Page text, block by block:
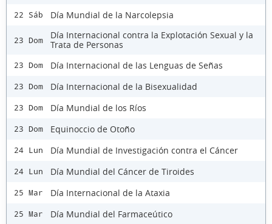
22 Sáb Día Mundial de la Narcolepsia
23 Dom
Día Internacional contra la Explotación Sexual y la
Trata de Personas
23 Dom Día Internacional de las Lenguas de Señas
23 Dom Día Internacional de la Bisexualidad
23 Dom Día Mundial de los Ríos
23 Dom Equinoccio de Otoño
24 Lun Día Mundial de Investigación contra el Cáncer
24 Lun Día Mundial del Cáncer de Tiroides
25 Mar Día Internacional de la Ataxia
25 Mar Día Mundial del Farmaceútico